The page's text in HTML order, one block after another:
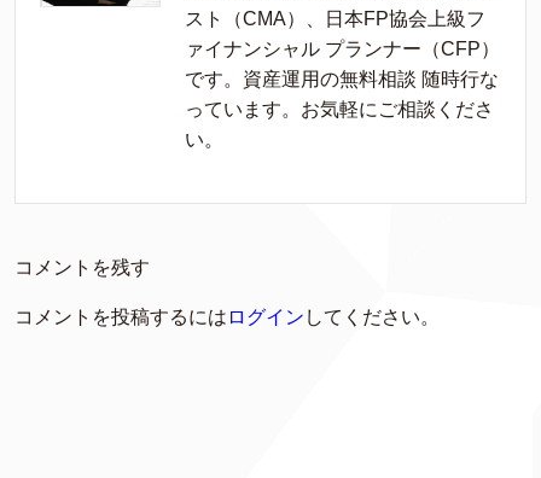
スト（CMA）、日本FP協会上級フ
ァイナンシャル プランナー（CFP）
です。資産運用の無料相談 随時行な
っています。お気軽にご相談くださ
い。
コメントを残す
コメントを投稿するには ログイン してください。